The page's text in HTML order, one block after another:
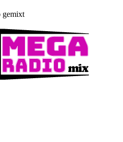
gemixt